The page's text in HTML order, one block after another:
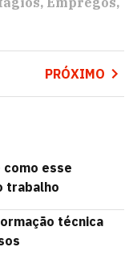
PRÓXIMO
como esse
trabalho
técnica